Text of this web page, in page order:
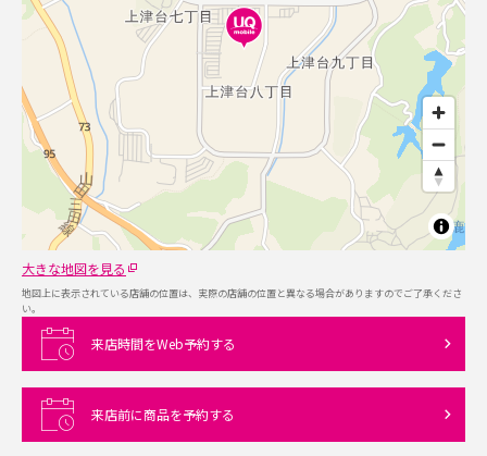
大きな地図を見る
地図上に表示されている店舗の位置は、実際の店舗の位置と異なる場合がありますのでご了承くださ
い。
来店時間をWeb予約する
来店前に商品を予約する